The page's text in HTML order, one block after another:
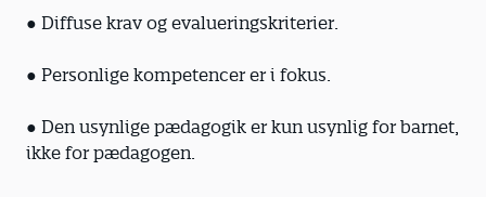
● Diffuse krav og evalueringskriterier.
● Personlige kompetencer er i fokus.
● Den usynlige pædagogik er kun usynlig for barnet,
ikke for pædagogen.